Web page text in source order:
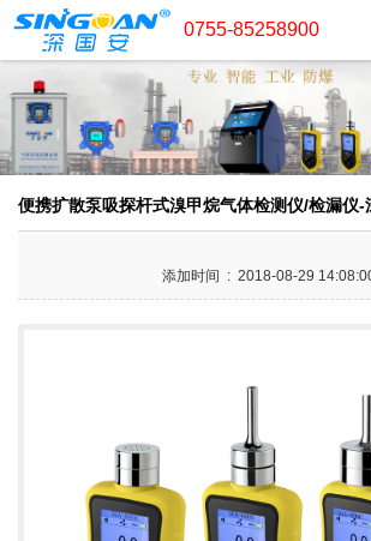
0755-85258900
便携扩散泵吸探杆式溴甲烷气体检测仪/检漏仪-
添加时间 : 2018-08-29